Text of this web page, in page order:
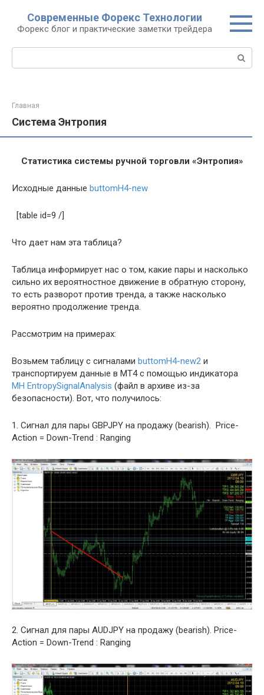
контенту
Современные Форекс Технологии
Форекс блог и практические заметки трейдера
Поиск:
Главная
Система Энтропия
Статистика системы ручной торговли «Энтропия»
Исходные данные buttomH4-new
[table id=9 /]
Что дает нам эта таблица?
Таблица информирует нас о том, какие пары и насколько
сильно их вероятностное движение в обратную сторону,
то есть разворот против тренда, а также насколько
вероятно продолжение тренда.
Рассмотрим на примерах:
Возьмем таблицу с сигналами buttomH4-new2 и
транспортируем данные в MT4 с помощью индикатора
MH EntropySignalAnalysis (файл в архиве из-за
безопасности). Вот, что получилось:
1. Сигнал для пары GBPJPY на продажу (bearish). Price-
Action = Down-Trend : Ranging
2. Сигнал для пары AUDJPY на продажу (bearish). Price-
Action = Down-Trend : Ranging